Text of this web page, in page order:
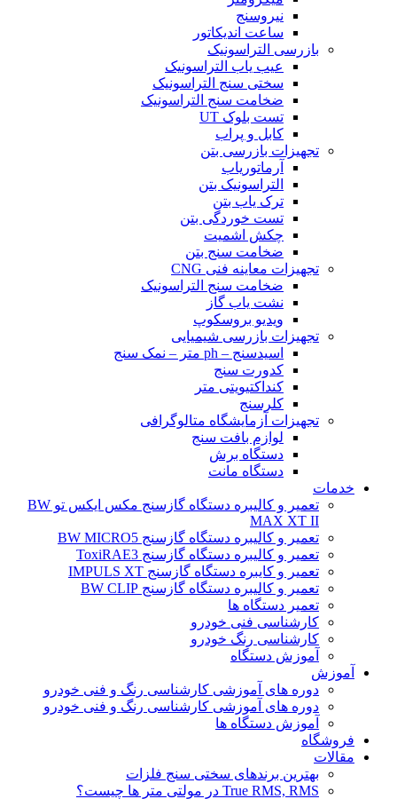
نیروسنج
ساعت اندیکاتور
بازرسی التراسونیک
عیب یاب التراسونیک
سختی سنج التراسونیک
ضخامت سنج التراسونیک
تست بلوک UT
کابل و پراب
تجهیزات بازرسی بتن
آرماتوریاب
التراسونیک بتن
ترک یاب بتن
تست خوردگی بتن
چکش اشمیت
ضخامت سنج بتن
تجهیزات معاینه فنی CNG
ضخامت سنج التراسونیک
نشت یاب گاز
ویدیو بروسکوپ
تجهیزات بازرسی شیمیایی
اسیدسنج – ph متر – نمک سنج
کدورت سنج
کنداکتیویتی متر
کلرسنج
تجهیزات آزمایشگاه متالوگرافی
لوازم بافت سنج
دستگاه برش
دستگاه مانت
خدمات
تعمیر و کالیبره دستگاه گازسنج مکس ایکس تو BW
MAX XT II
تعمیر و کالیبره دستگاه گازسنج BW MICRO5
تعمیر و کالیبره دستگاه گازسنج ToxiRAE3
تعمیر و کایبره دستگاه گازسنج IMPULS XT
تعمیر و کالیبره دستگاه گازسنج BW CLIP
تعمیر دستگاه ها
کارشناسی فنی خودرو
کارشناسی رنگ خودرو
آموزش دستگاه
آموزش
دوره های آموزشی کارشناسی رنگ و فنی خودرو
دوره های آموزشی کارشناسی رنگ و فنی خودرو
آموزش دستگاه ها
فروشگاه
مقالات
بهترین برندهای سختی سنج فلزات
True RMS, RMS در مولتی متر ها چیست؟